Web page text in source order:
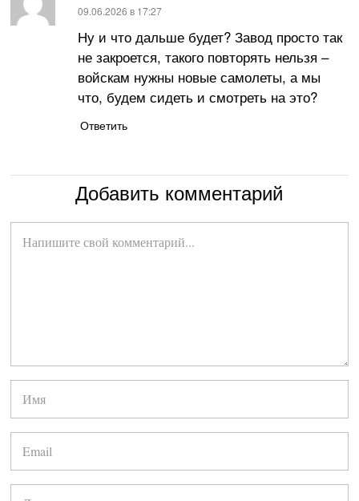
:
09.06.2026 в 17:27
Ну и что дальше будет? Завод просто так
не закроется, такого повторять нельзя –
войскам нужны новые самолеты, а мы
что, будем сидеть и смотреть на это?
Ответить
Добавить комментарий